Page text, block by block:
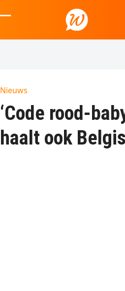
to
mobile
mobile
Nieuws
‘Code rood-
haalt ook